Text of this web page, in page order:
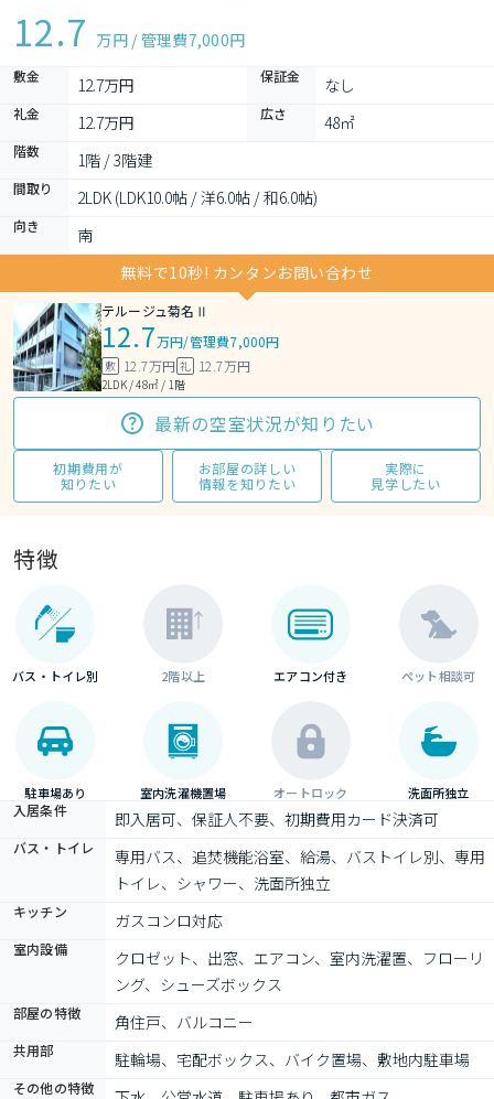
12.7 万円 / 管理費7,000円
敷金 12.7万円 保証金 なし
礼金 12.7万円 広さ 48㎡
階数 1階 / 3階建
間取り 2LDK (LDK10.0帖 / 洋6.0帖 / 和6.0帖)
向き
南
無料で10秒! カンタンお問い合わせ
テルージュ菊名Ⅱ
12.7万円/管理費7,000円
敷 12.7万円 礼 12.7万円
2LDK / 48㎡ / 1階
最新の空室状況が知りたい
初期費用が
知りたい
お部屋の詳しい
情報を知りたい
実際に
見学したい
特徴
バス・トイレ別 2階以上 エアコン付き ペット相談可
駐車場あり 室内洗濯機置場 オートロック 洗面所独立
入居条件 即入居可、保証人不要、初期費用カード決済可
バス・トイレ
専用バス、追焚機能浴室、給湯、バストイレ別、専用
トイレ、シャワー、洗面所独立
キッチン ガスコンロ対応
室内設備
クロゼット、出窓、エアコン、室内洗濯置、フローリ
ング、シューズボックス
部屋の特徴 角住戸、バルコニー
共用部 駐輪場、宅配ボックス、バイク置場、敷地内駐車場
その他の特徴